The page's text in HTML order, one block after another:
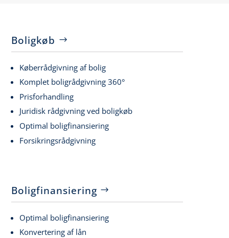
Boligkøb
Køberrådgivning af bolig
Komplet boligrådgivning 360°
Prisforhandling
Juridisk rådgivning ved boligkøb
Optimal boligfinansiering
Forsikringsrådgivning
Boligfinansiering
Optimal boligfinansiering
Konvertering af lån